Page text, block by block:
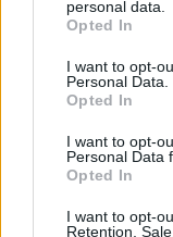
personal data.
Opted In
I want to opt-
Personal Data.
Opted In
I want to opt-
Personal Data
Opted In
I want to opt-
Retention,